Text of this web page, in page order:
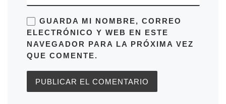
GUARDA MI NOMBRE, CORREO
ELECTRÓNICO Y WEB EN ESTE
NAVEGADOR PARA LA PRÓXIMA VEZ
QUE COMENTE.